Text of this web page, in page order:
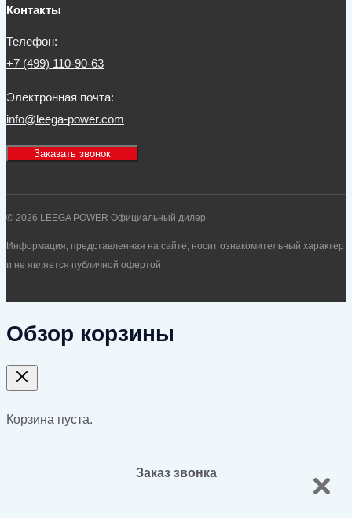
Контакты
Телефон:
+7 (499) 110-90-63
Электронная почта:
info@leega-power.com
Заказать звонок
© 2026 LEEGA POWER Официальный дилер
Информация, представленная на сайте, носит ознакомительный характер
и не является публичной офертой
Обзор корзины
Корзина пуста.
Заказ звонка